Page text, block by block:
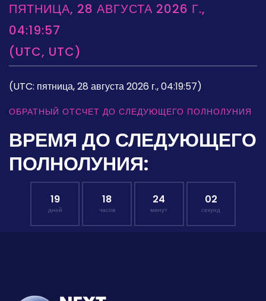
ПЯТНИЦА, 28 АВГУСТА 2026 Г.,
04:19:57
(UTC, UTC)
(UTC: пятница, 28 августа 2026 г., 04:19:57)
ОБРАТНЫЙ ОТСЧЕТ ДО СЛЕДУЮЩЕГО ПОЛНОЛУНИЯ
ВРЕМЯ ДО СЛЕДУЮЩЕГО
ПОЛНОЛУНИЯ:
19
дней
18
часов
24
минут
01
секунд